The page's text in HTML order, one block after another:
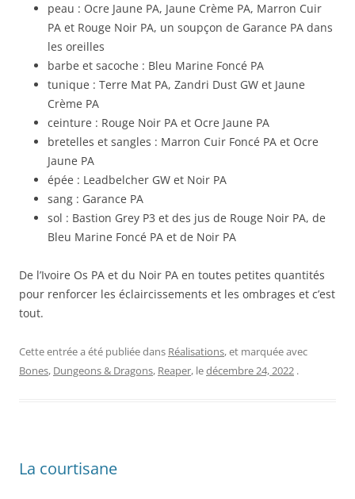
peau : Ocre Jaune PA, Jaune Crème PA, Marron Cuir
PA et Rouge Noir PA, un soupçon de Garance PA dans
les oreilles
barbe et sacoche : Bleu Marine Foncé PA
tunique : Terre Mat PA, Zandri Dust GW et Jaune
Crème PA
ceinture : Rouge Noir PA et Ocre Jaune PA
bretelles et sangles : Marron Cuir Foncé PA et Ocre
Jaune PA
épée : Leadbelcher GW et Noir PA
sang : Garance PA
sol : Bastion Grey P3 et des jus de Rouge Noir PA, de
Bleu Marine Foncé PA et de Noir PA
De l’Ivoire Os PA et du Noir PA en toutes petites quantités
pour renforcer les éclaircissements et les ombrages et c’est
tout.
Cette entrée a été publiée dans Réalisations, et marquée avec
Bones, Dungeons & Dragons, Reaper, ledécembre 24, 2022 .
La courtisane